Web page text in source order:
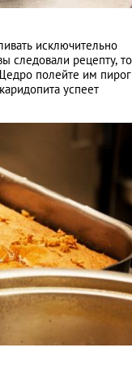
исключительно
следовали рецепту, то
полейте им пирог
успеет